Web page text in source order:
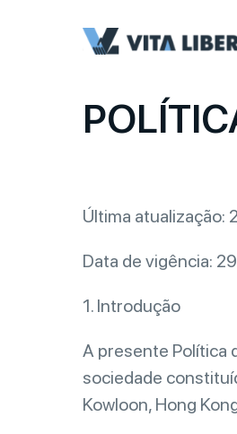
Última atualização:
Data de vigência:
1. Introdução
A presente Política
sociedade
Kowloon, Hong